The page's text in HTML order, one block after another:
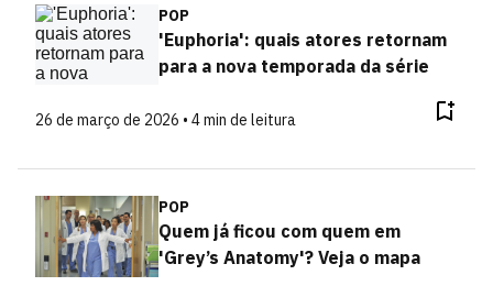
POP
'Euphoria': quais atores retornam
para a nova temporada da série
26 de março de 2026 • 4 min de leitura
POP
Quem já ficou com quem em
'Grey’s Anatomy'? Veja o mapa